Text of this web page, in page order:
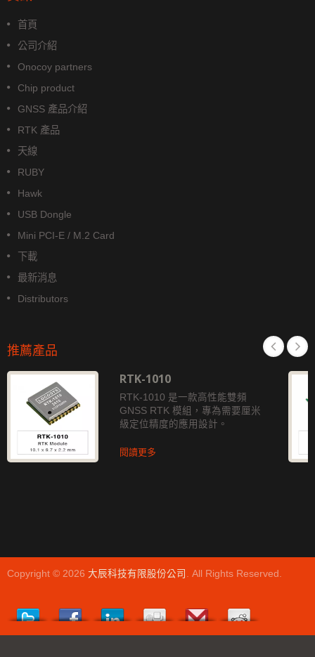
首頁
公司介紹
Onocoy partners
Chip product
GNSS 產品介紹
RTK 產品
天線
RUBY
Hawk
USB Dongle
Mini PCI-E / M.2 Card
下載
最新消息
Distributors
推薦產品
RTK-1010
RTK-1010 是一款高性能雙頻
GNSS RTK 模組，專為需要厘米
級定位精度的應用設計。
閱讀更多
Copyright © 2026 大辰科技有限股份公司 . All Rights Reserved.